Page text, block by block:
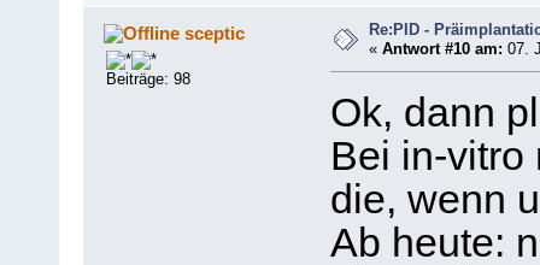
sceptic
Beiträge: 98
Re:PID -
«Antwort #10 am: 07.
Ok, dann
Bei in-vitro
die, wenn
Ab heute: